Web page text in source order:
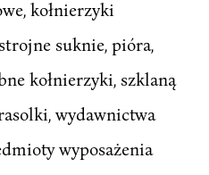
kołnierzyki
suknie, pióra,
kołnierzyki, szklaną
wydawnictwa
wyposażenia